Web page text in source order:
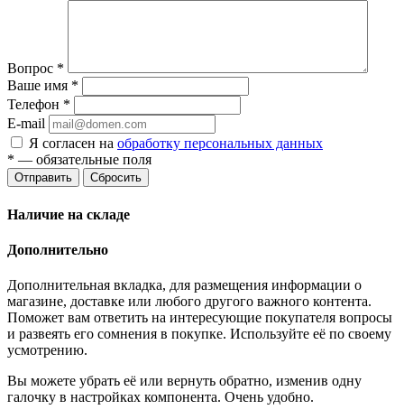
Вопрос *
Ваше имя *
Телефон *
E-mail
Я согласен на обработку персональных данных
* — обязательные поля
Отправить Сбросить
Наличие на складе
Дополнительно
Дополнительная вкладка, для размещения информации о
магазине, доставке или любого другого важного контента.
Поможет вам ответить на интересующие покупателя вопросы
и развеять его сомнения в покупке. Используйте её по своему
усмотрению.
Вы можете убрать её или вернуть обратно, изменив одну
галочку в настройках компонента. Очень удобно.